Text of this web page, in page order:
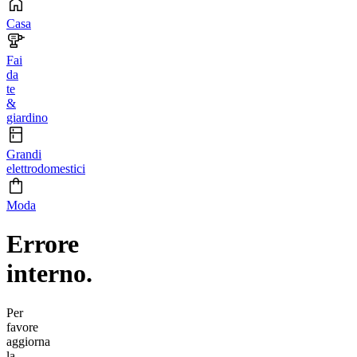
Casa
Fai
da
te
&
giardino
Grandi
elettrodomestici
Moda
Errore
interno.
Per
favore
aggiorna